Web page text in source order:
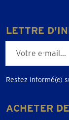
LETTRE
Restez informé(e)
ACHETER